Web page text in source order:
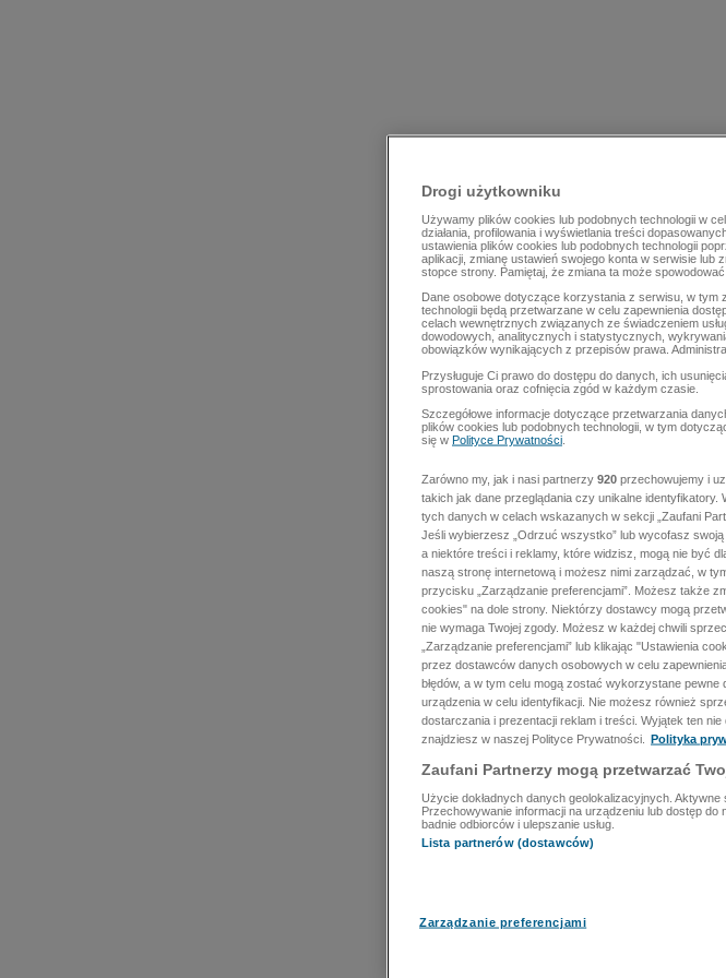
Drogi użytkowniku
Używamy plików cookies lub podobnych technologii w
działania, profilowania i wyświetlania treści
ustawienia plików cookies lub podobnych technologii
aplikacji, zmianę ustawień swojego konta w serwisie lub
stopce strony. Pamiętaj, że zmiana ta może
Dane osobowe dotyczące korzystania z serwisu, w
technologii będą przetwarzane w celu zapewnienia
celach wewnętrznych związanych ze świadczeniem
dowodowych, analitycznych i statystycznych,
obowiązków wynikających z przepisów prawa.
Przysługuje Ci prawo do dostępu do danych, ich
sprostowania oraz cofnięcia zgód w każdym czasie.
Szczegółowe informacje dotyczące przetwarzania
plików cookies lub podobnych technologii, w tym
się w Polityce Prywatności
Zarówno my, jak i nasi partnerzy 920 przechowujemy i
takich jak dane przeglądania czy unikalne
tych danych w celach wskazanych w sekcji „Zaufani
Jeśli wybierzesz „Odrzuć wszystko” lub wycofasz
a niektóre treści i reklamy, które widzisz, mogą nie być
naszą stronę internetową i możesz nimi zarządzać, w
przycisku „Zarządzanie preferencjami”. Możesz także
cookies" na dole strony. Niektórzy dostawcy mogą
nie wymaga Twojej zgody. Możesz w każdej chwili
„Zarządzanie preferencjami” lub klikając "Ustawienia
przez dostawców danych osobowych w celu
błędów, a w tym celu mogą zostać wykorzystane
urządzenia w celu identyfikacji. Nie możesz również
dostarczania i prezentacji reklam i treści. Wyjątek ten
znajdziesz w naszej Polityce Prywatności.
Polityka
Zaufani Partnerzy mogą przetwarzać
Użycie dokładnych danych geolokalizacyjnych.
Przechowywanie informacji na urządzeniu lub dostęp
badnie odbiorców i ulepszanie usług.
Lista partnerów (dostawców)
Zarządzanie preferencjami